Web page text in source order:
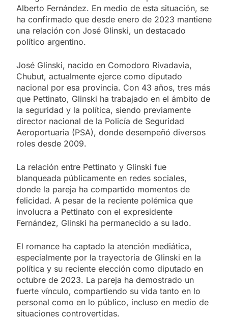
Alberto Fernández. En medio de esta situación, se
ha confirmado que desde enero de 2023 mantiene
una relación con José Glinski, un destacado
político argentino.
José Glinski, nacido en Comodoro Rivadavia,
Chubut, actualmente ejerce como diputado
nacional por esa provincia. Con 43 años, tres más
que Pettinato, Glinski ha trabajado en el ámbito de
la seguridad y la política, siendo previamente
director nacional de la Policía de Seguridad
Aeroportuaria (PSA), donde desempeñó diversos
roles desde 2009.
La relación entre Pettinato y Glinski fue
blanqueada públicamente en redes sociales,
donde la pareja ha compartido momentos de
felicidad. A pesar de la reciente polémica que
involucra a Pettinato con el expresidente
Fernández, Glinski ha permanecido a su lado.
El romance ha captado la atención mediática,
especialmente por la trayectoria de Glinski en la
política y su reciente elección como diputado en
octubre de 2023. La pareja ha demostrado un
fuerte vínculo, compartiendo su vida tanto en lo
personal como en lo público, incluso en medio de
situaciones controvertidas.